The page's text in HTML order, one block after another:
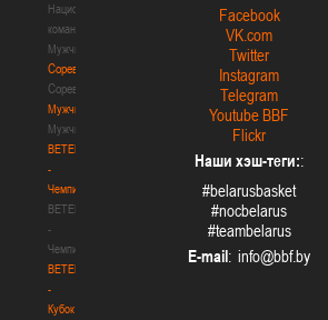
Национальная
команда.
Мужчины
Соревнования
Соревнования
Мужчины
Мужчины
BETERA
-
Чемпионат
BETERA
-
Чемпионат
BETERA
-
Кубок
Facebook
VK.com
Twitter
Instagram
Telegram
Youtube BBF
Flickr
Наши хэш-теги::
#belarusbasket
#nocbelarus
#teambelarus
E-mail: